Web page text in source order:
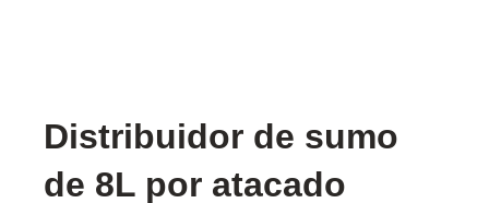
Distribuidor de sumo
de 8L por atacado